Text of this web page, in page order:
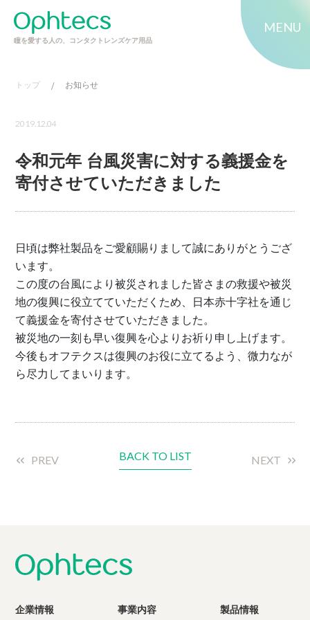
瞳を愛する人の、コンタクトレンズケア用品
MENU
トップ / お知らせ
2019.12.04
令和元年 台風災害に対する義援金を
寄付させていただきました
日頃は弊社製品をご愛顧賜りまして誠にありがとうござ
います。
この度の台風により被災されました皆さまの救援や被災
地の復興に役立てていただくため、日本赤十字社を通じ
て義援金を寄付させていただきました。
被災地の一刻も早い復興を心よりお祈り申し上げます。
今後もオフテクスは復興のお役に立てるよう、微力なが
ら尽力してまいります。
PREV BACK TO LIST NEXT
企業情報 事業内容 製品情報